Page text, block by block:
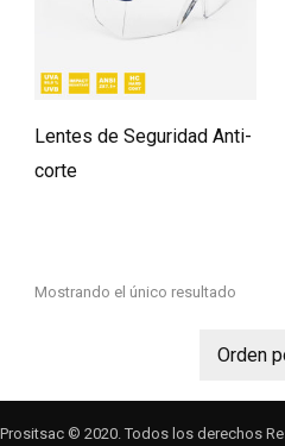
Lentes de Seguridad Anti-
corte
Mostrando el único resultado
Prositsac © 2020. Todos los derechos